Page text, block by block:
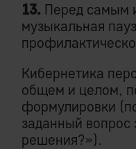
13. Перед самым
музыкальная
Кибернетика
общем и целом,
формулировки
заданный вопрос
решения?»).